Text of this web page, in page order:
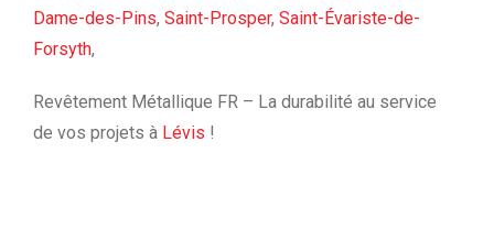
Dame-des-Pins, Saint-Prosper, Saint-Évariste-de-
Forsyth,
Revêtement Métallique FR – La durabilité au service
de vos projets à Lévis !